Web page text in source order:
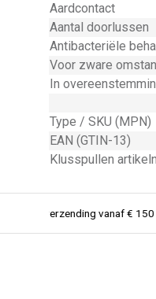
Aardcontact
Aantal doorlussen
Antibacteriële
Voor zware
In
Type / SKU (MPN)
EAN (GTIN-13)
Klusspullen
verzending vanaf € 150